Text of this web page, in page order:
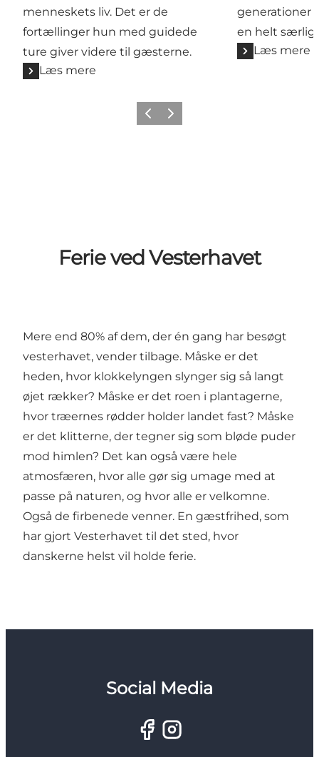
menneskets liv. Det er de
fortællinger hun med guidede
ture giver videre til gæsterne.
Læs mere
generationer
en helt særlig
Læs mere
ForrigeNæste
Ferie ved Vesterhavet
Mere end 80% af dem, der én gang har besøgt
vesterhavet, vender tilbage. Måske er det
heden, hvor klokkelyngen slynger sig så langt
øjet rækker? Måske er det roen i plantagerne,
hvor træernes rødder holder landet fast? Måske
er det klitterne, der tegner sig som bløde puder
mod himlen? Det kan også være hele
atmosfæren, hvor alle gør sig umage med at
passe på naturen, og hvor alle er velkomne.
Også de firbenede venner. En gæstfrihed, som
har gjort Vesterhavet til det sted, hvor
danskerne helst vil holde ferie.
Social Media